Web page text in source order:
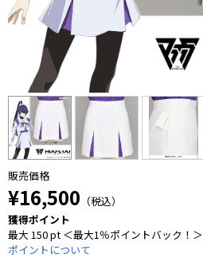
販売価格
¥16,500 （税込）
獲得ポイント
最大 150 pt ＜最大1％ポイントバック！＞
ポイントについて